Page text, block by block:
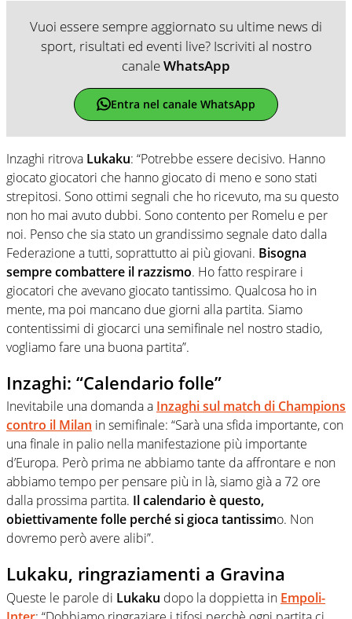
Vuoi essere sempre aggiornato su ultime news di
sport, risultati ed eventi live? Iscriviti al nostro
canaleWhatsApp
Entra nel canale WhatsApp
Inzaghi ritrova Lukaku: “Potrebbe essere decisivo. Hanno
giocato giocatori che hanno giocato di meno e sono stati
strepitosi. Sono ottimi segnali che ho ricevuto, ma su questo
non ho mai avuto dubbi. Sono contento per Romelu e per
noi. Penso che sia stato un grandissimo segnale dato dalla
Federazione a tutti, soprattutto ai più giovani. Bisogna
sempre combattere il razzismo. Ho fatto respirare i
giocatori che avevano giocato tantissimo. Qualcosa ho in
mente, ma poi mancano due giorni alla partita. Siamo
contentissimi di giocarci una semifinale nel nostro stadio,
vogliamo fare una buona partita”.
Inzaghi: “Calendario folle”
Inevitabile una domanda a Inzaghi sul match di Champions
contro il Milan in semifinale: “Sarà una sfida importante, con
una finale in palio nella manifestazione più importante
d’Europa. Però prima ne abbiamo tante da affrontare e non
abbiamo tempo per pensare più in là, siamo già a 72 ore
dalla prossima partita. Il calendario è questo,
obiettivamente folle perché si gioca tantissimo. Non
dovremo però avere alibi”.
Lukaku, ringraziamenti a Gravina
Queste le parole di Lukaku dopo la doppietta in Empoli-